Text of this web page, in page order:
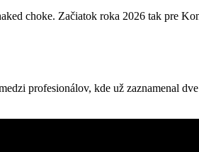
choke. Začiatok roka 2026 tak pre
profesionálov, kde už zaznamenal